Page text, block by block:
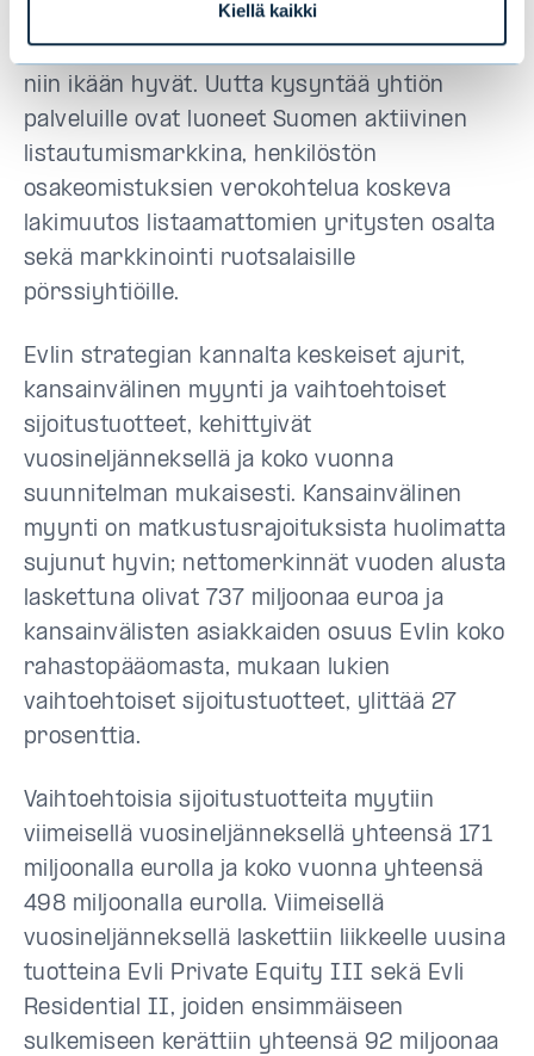
Kiellä kaikki
kannustinohjelmien suunnittelu- ja
hallinnointiasiakkuuksia, ja sen näkymät ovat
niin ikään hyvät. Uutta kysyntää yhtiön
palveluille ovat luoneet Suomen aktiivinen
listautumismarkkina, henkilöstön
osakeomistuksien verokohtelua koskeva
lakimuutos listaamattomien yritysten osalta
sekä markkinointi ruotsalaisille
pörssiyhtiöille.
Evlin strategian kannalta keskeiset ajurit,
kansainvälinen myynti ja vaihtoehtoiset
sijoitustuotteet, kehittyivät
vuosineljänneksellä ja koko vuonna
suunnitelman mukaisesti. Kansainvälinen
myynti on matkustusrajoituksista huolimatta
sujunut hyvin; nettomerkinnät vuoden alusta
laskettuna olivat 737 miljoonaa euroa ja
kansainvälisten asiakkaiden osuus Evlin koko
rahastopääomasta, mukaan lukien
vaihtoehtoiset sijoitustuotteet, ylittää 27
prosenttia.
Vaihtoehtoisia sijoitustuotteita myytiin
viimeisellä vuosineljänneksellä yhteensä 171
miljoonalla eurolla ja koko vuonna yhteensä
498 miljoonalla eurolla. Viimeisellä
vuosineljänneksellä laskettiin liikkeelle uusina
tuotteina Evli Private Equity III sekä Evli
Residential II, joiden ensimmäiseen
sulkemiseen kerättiin yhteensä 92 miljoonaa